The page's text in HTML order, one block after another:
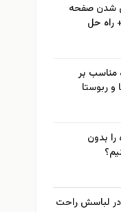
شدن صفحه
راه حل
مناسب بر
ربوستا
را بدون
در لباسش راحت